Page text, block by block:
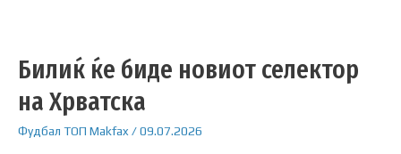
Билиќ ќе биде новиот селектор
на Хрватска
Фудбал ТОП Makfax /09.07.2026